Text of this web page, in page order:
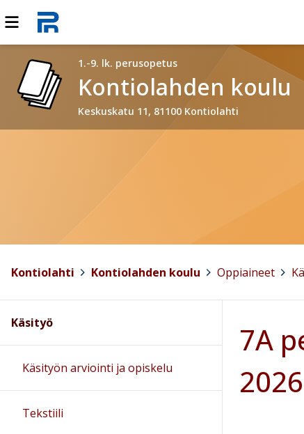
1.-9. lk. perusopetus
Kontiolahden koulu
Keskuskatu 11, 81100 Kontiolahti
Kontiolahti Kontiolahden koulu Oppiaineet
7A
2026
Käsityö
Käsityön arviointi ja opiskelu
Tekstiili